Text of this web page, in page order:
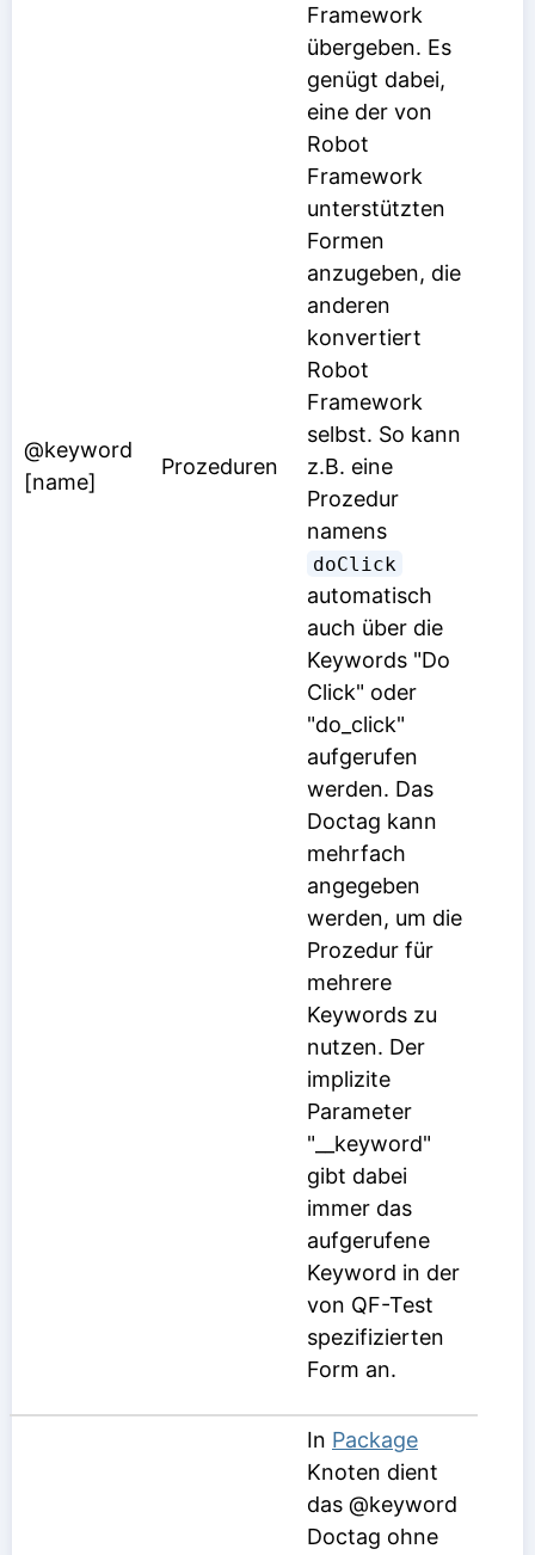
@keyword
[name]
Prozeduren
Framework
übergeben. Es
genügt dabei,
eine der von
Robot
Framework
unterstützten
Formen
anzugeben, die
anderen
konvertiert
Robot
Framework
selbst. So kann
z.B. eine
Prozedur
namens
doClick
automatisch
auch über die
Keywords "Do
Click" oder
"do_click"
aufgerufen
werden. Das
Doctag kann
mehrfach
angegeben
werden, um die
Prozedur für
mehrere
Keywords zu
nutzen. Der
implizite
Parameter
"__keyword"
gibt dabei
immer das
aufgerufene
Keyword in der
von QF-Test
spezifizierten
Form an.
In Package
Knoten dient
das @keyword
Doctag ohne